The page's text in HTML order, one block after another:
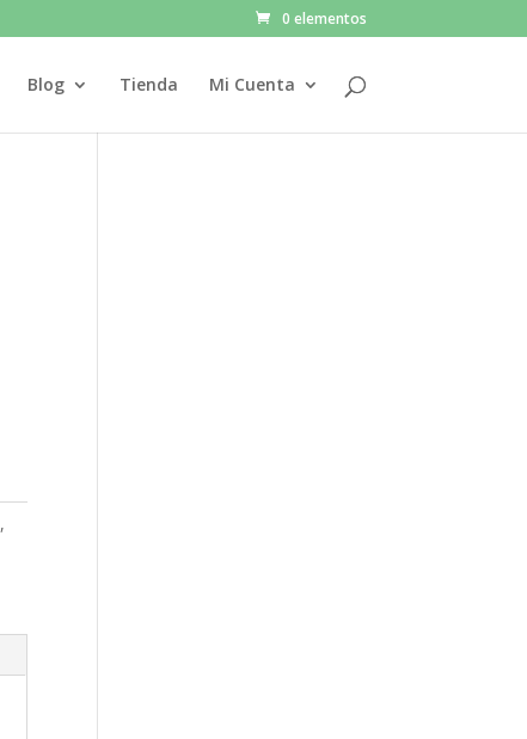
0 elementos
Blog Tienda Mi Cuenta
,